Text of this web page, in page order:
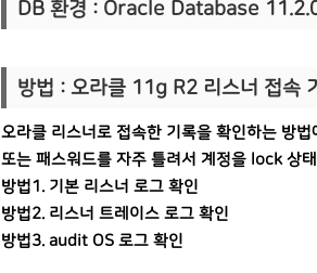
DB 환경 : Oracle Database
방법 : 오라클 11g R2 리스너 접속
오라클 리스너로 접속한 기록을 확인하는 방법
또는 패스워드를 자주 틀려서 계정을 lock 상
방법1. 기본 리스너 로그 확인
방법2. 리스너 트레이스 로그 확인
방법3. audit OS 로그 확인